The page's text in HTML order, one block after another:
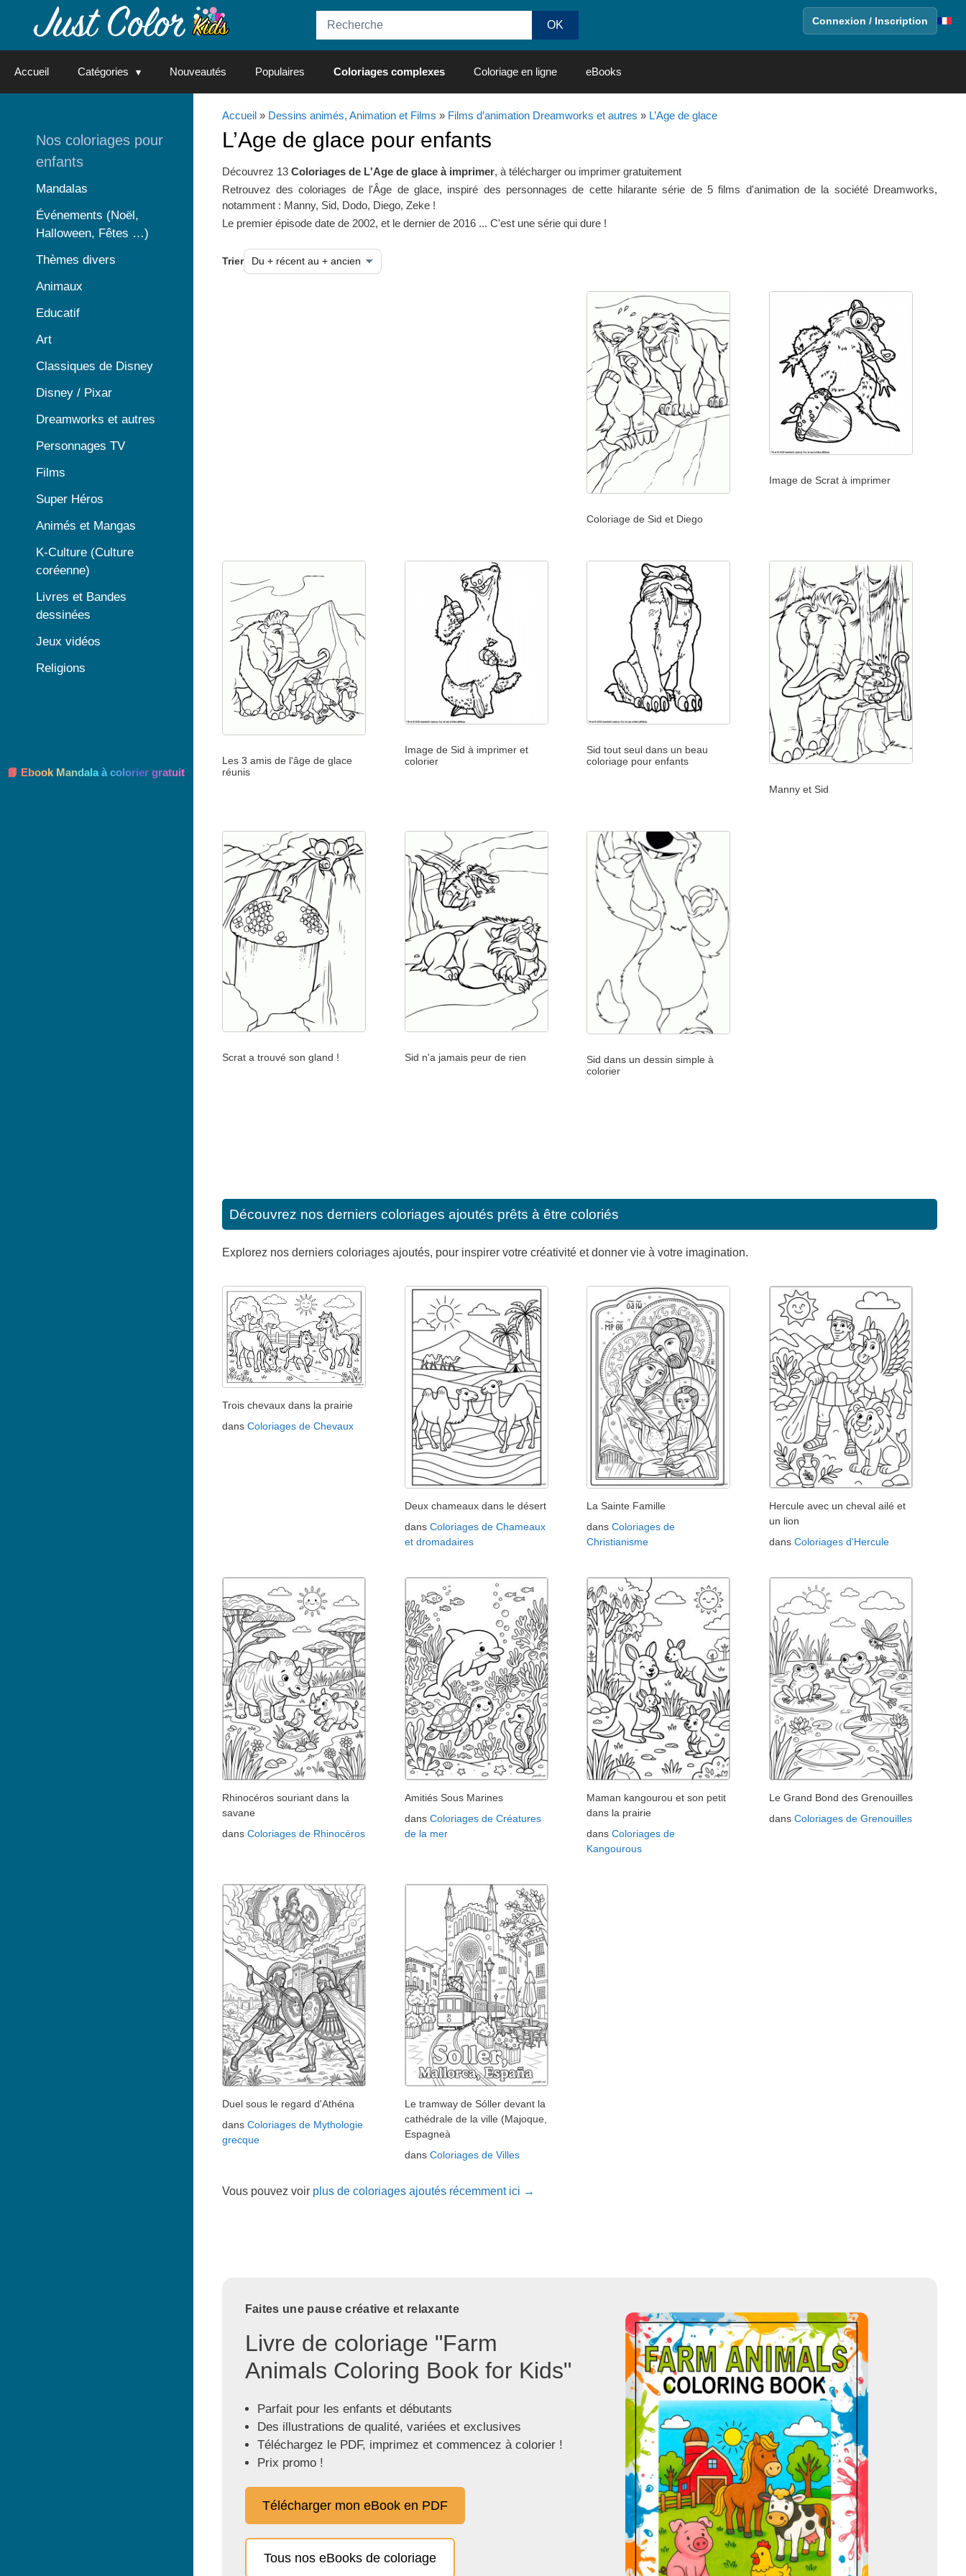
Connexion / Inscription
Accueil Catégories Nouveautés Populaires Coloriages complexes Coloriage en ligne eBooks
Accueil» Dessins animés, Animation et Films » Films d’animation Dreamworks et autres » L’Age de glace
L’Age de glace pour enfants
Découvrez 13 Coloriages de L'Age de glace à imprimer, à télécharger ou imprimer gratuitement
Retrouvez des coloriages de l'Âge de glace, inspiré des personnages de cette hilarante série de 5 films d'animation de la société Dreamworks,
notamment : Manny, Sid, Dodo, Diego, Zeke !
Le premier épisode date de 2002, et le dernier de 2016 ... C'est une série qui dure !
Trier
Coloriage de Sid et Diego
Image de Scrat à imprimer
Les 3 amis de l'âge de glace
réunis
Image de Sid à imprimer et
colorier
Sid tout seul dans un beau
coloriage pour enfants
Manny et Sid
Scrat a trouvé son gland ! Sid n'a jamais peur de rien
Sid dans un dessin simple à
colorier
Découvrez nos derniers coloriages ajoutés prêts à être coloriés
Explorez nos derniers coloriages ajoutés, pour inspirer votre créativité et donner vie à votre imagination.
Trois chevaux dans la prairie
dans Coloriages de Chevaux
Deux chameaux dans le désert
dans Coloriages de Chameaux
et dromadaires
La Sainte Famille
dansColoriages de
Christianisme
Hercule avec un cheval ailé et
un lion
dansColoriages d'Hercule
Rhinocéros souriant dans la
savane
dans Coloriages de Rhinocéros
Amitiés Sous Marines
dans Coloriages de Créatures
de la mer
Maman kangourou et son petit
dans la prairie
dansColoriages de
Kangourous
Le Grand Bond des Grenouilles
dansColoriages de Grenouilles
Duel sous le regard d'Athéna
dans Coloriages de Mythologie
grecque
Le tramway de Sóller devant la
cathédrale de la ville (Majoque,
Espagneà
dans Coloriages de Villes
Vous pouvez voir plus de coloriages ajoutés récemment ici →
Faites une pause créative et relaxante
Livre de coloriage "Farm
Animals Coloring Book for Kids"
Parfait pour les enfants et débutants
Des illustrations de qualité, variées et exclusives
Téléchargez le PDF, imprimez et commencez à colorier !
Prix promo !
Télécharger mon eBook en PDF
Tous nos eBooks de coloriage
Nos coloriages pour
enfants
Mandalas
Événements (Noël,
Halloween, Fêtes …)
Thèmes divers
Animaux
Educatif
Art
Classiques de Disney
Disney / Pixar
Dreamworks et autres
Personnages TV
Films
Super Héros
Animés et Mangas
K-Culture (Culture
coréenne)
Livres et Bandes
dessinées
Jeux vidéos
Religions
📘 Ebook Mandala à colorier gratuit